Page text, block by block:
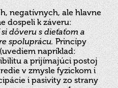
negatívnych, ale hlavne
dospeli k záveru:
dôveru s dieťaťom a
spoluprácu.Princípy
napríklad:
a prijímajúci postoj
v zmysle fyzickom i
i pasivity zo strany